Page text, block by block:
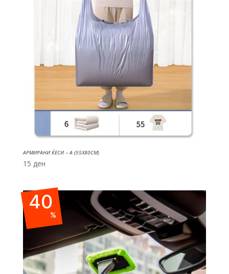
АРМИРАНИ ЌЕСИ – A (55X80CM)
15 ден
40
%